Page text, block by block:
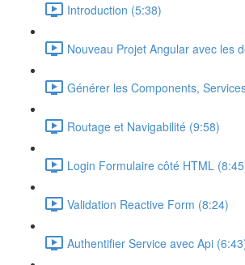
Introduction (5:38)
Nouveau Projet Angular avec les
Générer les Components,
Routage et Navigabilité (9:58)
Login Formulaire côté HTML
Validation Reactive Form (8:24)
Authentifier Service avec Api